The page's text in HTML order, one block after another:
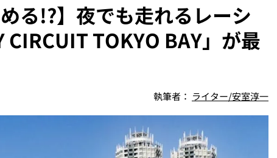
る!?】夜でも走れるレーシ
TOKYO BAY」が最
執筆者： ライター/安室淳一